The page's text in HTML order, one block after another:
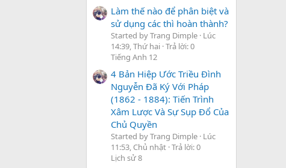
Làm thế nào để phân biệt và
sử dụng các thì hoàn thành?
Started by Trang Dimple Lúc
14:39, Thứ hai Trả lời: 0
Tiếng Anh 12
4 Bản Hiệp Ước Triều Đình
Nguyễn Đã Ký Với Pháp
(1862 - 1884): Tiến Trình
Xâm Lược Và Sự Sụp Đổ Của
Chủ Quyền
Started by Trang Dimple Lúc
11:53, Chủ nhật Trả lời: 0
Lịch sử 8